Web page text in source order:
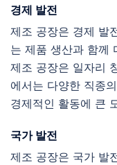
경제 발전
제조 공장은 경제 발
는 제품 생산과 함께
제조 공장은 일자리
에서는 다양한 직종
경제적인 활동에 큰
국가 발전
제조 공장은 국가 발